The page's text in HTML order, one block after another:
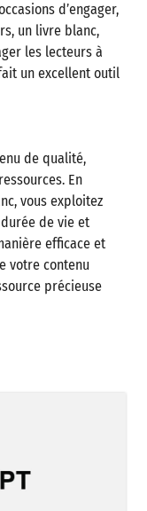
d’engager,
un livre blanc,
les lecteurs à
un excellent outil
de qualité,
En
vous exploitez
de vie et
efficace et
votre contenu
précieuse